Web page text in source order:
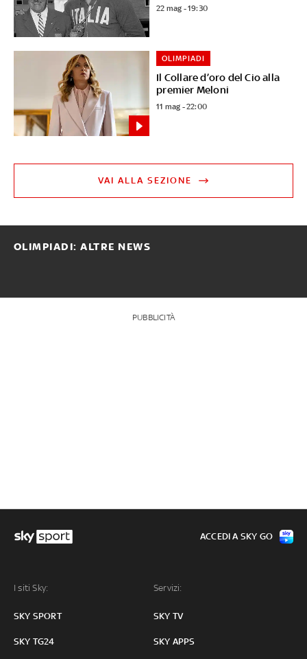
22 mag - 19:30
Il Collare d’oro del Cio alla
premier Meloni
OLIMPIADI
11 mag - 22:00
VAI ALLA SEZIONE
OLIMPIADI: ALTRE NEWS
PUBBLICITÀ
I siti Sky:
SKY SPORT
SKY TG24
Servizi:
SKY TV
SKY APPS
ACCEDI A SKY GO